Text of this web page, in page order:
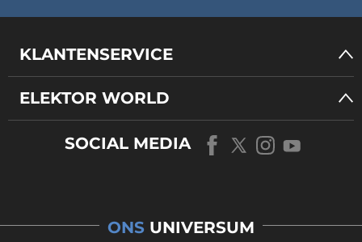
KLANTENSERVICE
ELEKTOR WORLD
SOCIAL MEDIA
ONS UNIVERSUM